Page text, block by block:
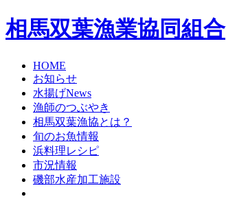
相馬双葉漁業協同組合
HOME
お知らせ
水揚げNews
漁師のつぶやき
相馬双葉漁協とは？
旬のお魚情報
浜料理レシピ
市況情報
磯部水産加工施設